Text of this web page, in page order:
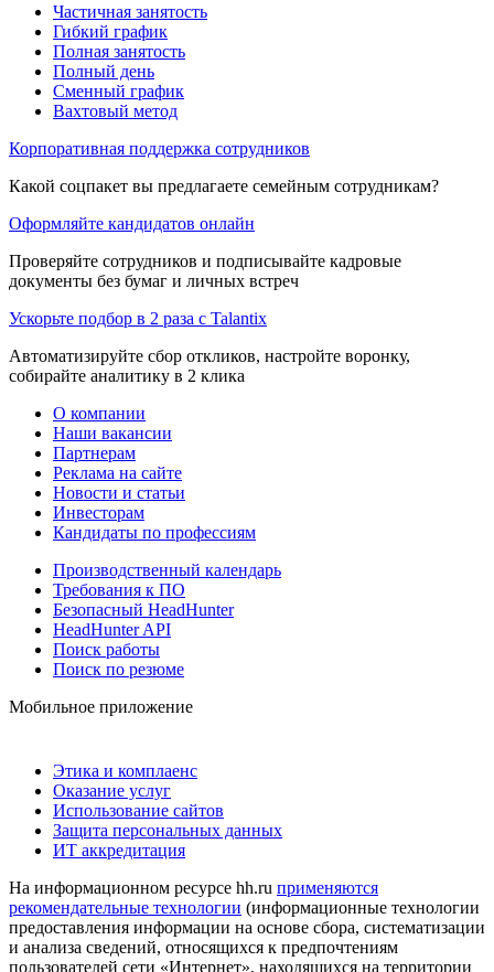
Частичная занятость
Гибкий график
Полная занятость
Полный день
Сменный график
Вахтовый метод
Корпоративная поддержка сотрудников
Какой соцпакет вы предлагаете семейным сотрудникам?
Оформляйте кандидатов онлайн
Проверяйте сотрудников и подписывайте кадровые
документы без бумаг и личных встреч
Ускорьте подбор в 2 раза с Talantix
Автоматизируйте сбор откликов, настройте воронку,
собирайте аналитику в 2 клика
О компании
Наши вакансии
Партнерам
Реклама на сайте
Новости и статьи
Инвесторам
Кандидаты по профессиям
Производственный календарь
Требования к ПО
Безопасный HeadHunter
HeadHunter API
Поиск работы
Поиск по резюме
Мобильное приложение
Этика и комплаенс
Оказание услуг
Использование сайтов
Защита персональных данных
ИТ аккредитация
На информационном ресурсе hh.ru применяются
рекомендательные технологии (информационные технологии
предоставления информации на основе сбора, систематизации
и анализа сведений, относящихся к предпочтениям
пользователей сети «Интернет», находящихся на территории